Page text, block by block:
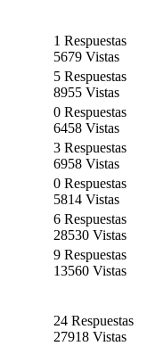
1 Respuestas
5679 Vistas
5 Respuestas
8955 Vistas
0 Respuestas
6458 Vistas
3 Respuestas
6958 Vistas
0 Respuestas
5814 Vistas
6 Respuestas
28530 Vistas
9 Respuestas
13560 Vistas
24 Respuestas
27918 Vistas